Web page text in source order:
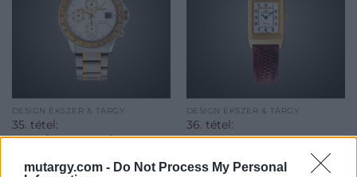
mutargy.com - Do Not Process My Personal
DESIGN ÉKSZER & TÁRGY
35. tétel:
Longines Admiral 5
DESIGN ÉKSZER & TÁRGY
36. tétel:
Jaeger Le Coultre
Reverso női karóra